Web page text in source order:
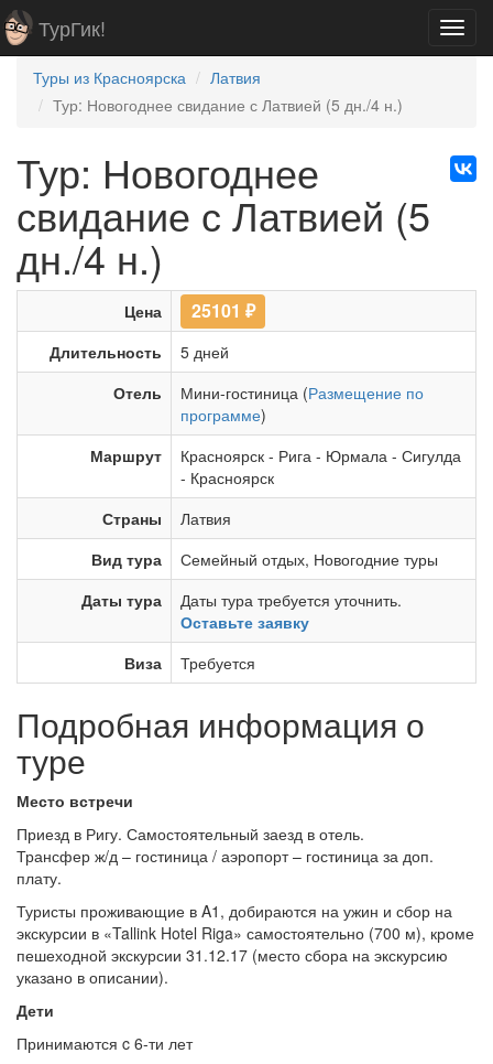
ТурГик!
Туры из Красноярска
Латвия
Тур: Новогоднее свидание с Латвией (5 дн./4 н.)
Тур: Новогоднее
свидание с Латвией (5
дн./4 н.)
Цена 25101 ₽
Длительность
5 дней
Отель
Мини-гостиница (Размещение по
программе)
Маршрут
Красноярск - Рига - Юрмала - Сигулда
- Красноярск
Страны
Латвия
Вид тура
Семейный отдых, Новогодние туры
Даты тура
Даты тура требуется уточнить.
Оставьте заявку
Виза
Требуется
Подробная информация о
туре
Место встречи
Приезд в Ригу. Самостоятельный заезд в отель.
Трансфер ж/д – гостиница / аэропорт – гостиница за доп.
плату.
Туристы проживающие в A1, добираются на ужин и сбор на
экскурсии в «Tallink Hotel Riga» самостоятельно (700 м), кроме
пешеходной экскурсии 31.12.17 (место сбора на экскурсию
указано в описании).
Дети
Принимаются c 6-ти лет